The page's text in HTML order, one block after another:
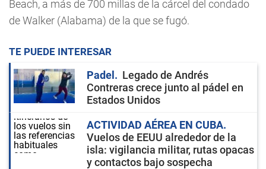
Beach, a más de 700 millas de la cárcel del condado
de Walker (Alabama) de la que se fugó.
TE PUEDE INTERESAR
Padel
Legado de Andrés
Contreras crece junto al pádel en
Estados Unidos
ACTIVIDAD AÉREA EN CUBA
Vuelos de EEUU alrededor de la
isla: vigilancia militar, rutas opacas
y contactos bajo sospecha